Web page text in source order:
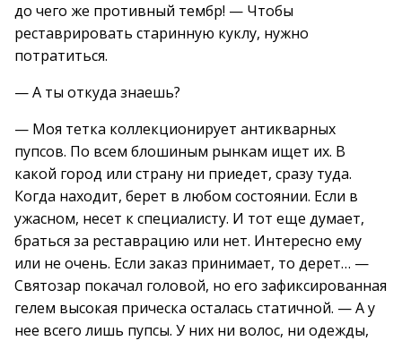
до чего же противный тембр! — Чтобы
реставрировать старинную куклу, нужно
потратиться.
— А ты откуда знаешь?
— Моя тетка коллекционирует антикварных
пупсов. По всем блошиным рынкам ищет их. В
какой город или страну ни приедет, сразу туда.
Когда находит, берет в любом состоянии. Если в
ужасном, несет к специалисту. И тот еще думает,
браться за реставрацию или нет. Интересно ему
или не очень. Если заказ принимает, то дерет… —
Святозар покачал головой, но его зафиксированная
гелем высокая прическа осталась статичной. — А у
нее всего лишь пупсы. У них ни волос, ни одежды,